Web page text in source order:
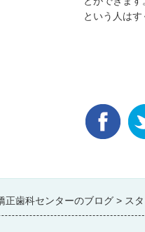
という人はす
正歯科センターのブログ ス